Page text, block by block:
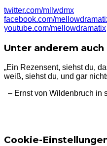
twitter.com/mllwdmx
facebook.com/
youtube.com/mellowdramatix
Unter anderem auch
„Ein Rezensent, siehst du,
weiß, siehst du, und gar
– Ernst von Wildenbruch in
Cookie-